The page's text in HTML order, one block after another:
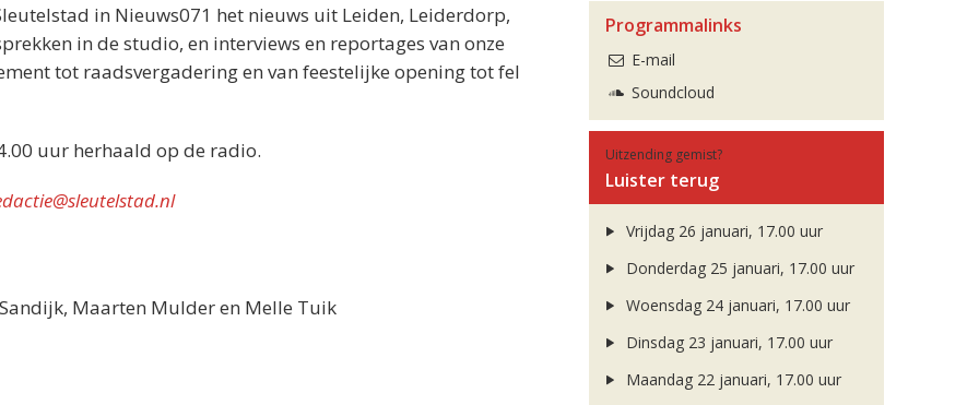
in Nieuws071 het nieuws uit Leiden, Leiderdorp,
in de studio, en interviews en reportages van onze
tot raadsvergadering en van feestelijke opening tot fel
uur herhaald op de radio.
Maarten Mulder en Melle Tuik
Programmalinks
E-mail
Soundcloud
Uitzending gemist?
Luister terug
Vrijdag 26 januari, 17.00 uur
Donderdag 25 januari, 17.00 uur
Woensdag 24 januari, 17.00 uur
Dinsdag 23 januari, 17.00 uur
Maandag 22 januari, 17.00 uur